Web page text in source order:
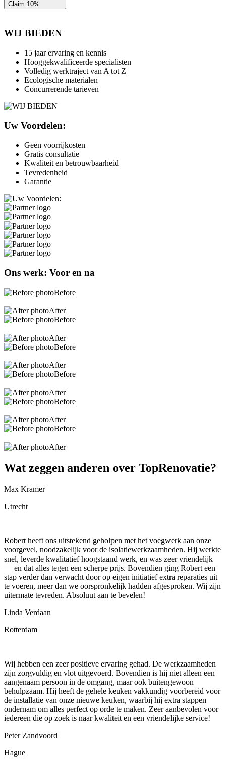
WIJ BIEDEN
15 jaar ervaring en kennis
Hooggekwalificeerde specialisten
Volledig werktraject van A tot Z
Ecologische materialen
Concurrerende tarieven
Uw Voordelen:
Geen voorrijkosten
Gratis consultatie
Kwaliteit en betrouwbaarheid
Tevredenheid
Garantie
Ons werk: Voor en na
Before
After
Before
After
Before
After
Before
After
Before
After
Before
After
Wat zeggen anderen over TopRenovatie?
Max Kramer
Utrecht
Robert heeft ons uitstekend geholpen met het voegwerk aan onze
voorgevel, noodzakelijk voor de isolatiewerkzaamheden. Hij werkte
snel, leverde kwalitatief hoogstaand werk, en was zeer vriendelijk
— en dat alles tegen een scherpe prijs. Bovendien ging Robert een
stap verder dan verwacht door op eigen initiatief extra reparaties uit
te voeren, meer dan we oorspronkelijk hadden afgesproken. Wij zijn
uitermate tevreden. Absoluut aan te bevelen!
Linda Verdaan
Rotterdam
Wij hebben een zeer positieve ervaring gehad. De werkzaamheden
zijn zorgvuldig en vlot uitgevoerd. Bovendien is hij niet alleen een
aangenaam persoon in de omgang, maar ook buitengewoon
behulpzaam. Hij heeft de gehele keuken vakkundig voorbereid voor
de installatie van onze nieuwe keuken, waarbij hij extra stappen
ondernam om alles perfect op orde te maken. Zeer aanbevolen voor
iedereen die op zoek is naar kwaliteit en een vriendelijke service!
Peter Zandvoord
Hague